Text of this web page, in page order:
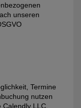
unseren
Termine
nutzen
Calendly LLC,